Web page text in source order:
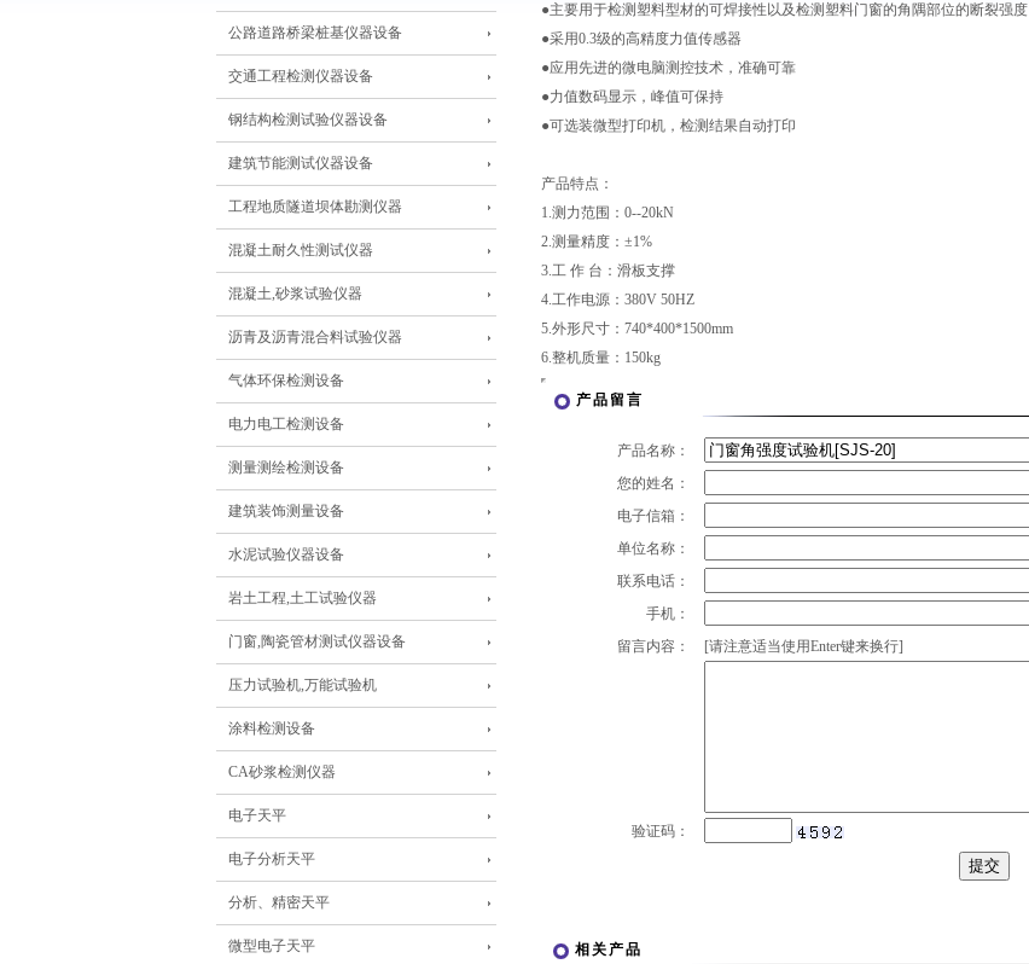
公路道路桥梁桩基仪器设备
交通工程检测仪器设备
钢结构检测试验仪器设备
建筑节能测试仪器设备
工程地质隧道坝体勘测仪器
混凝土耐久性测试仪器
混凝土,砂浆试验仪器
沥青及沥青混合料试验仪器
气体环保检测设备
电力电工检测设备
测量测绘检测设备
建筑装饰测量设备
水泥试验仪器设备
岩土工程,土工试验仪器
门窗,陶瓷管材测试仪器设备
压力试验机,万能试验机
涂料检测设备
CA砂浆检测仪器
电子天平
电子分析天平
分析、精密天平
微型电子天平
●主要用于检测塑料型材的可焊接性以及检测塑料门窗的角隅部位的断裂强度
●采用0.3级的高精度力值传感器
●应用先进的微电脑测控技术，准确可靠
●力值数码显示，峰值可保持
●可选装微型打印机，检测结果自动打印
产品特点：
1.测力范围：0--20kN
2.测量精度：±1%
3.工 作 台：滑板支撑
4.工作电源：380V 50HZ
5.外形尺寸：740*400*1500mm
6.整机质量：150kg
产品留言
产品名称：
您的姓名：
电子信箱：
单位名称：
联系电话：
手机：
留言内容：
[请注意适当使用Enter键来换行]
验证码：
相关产品